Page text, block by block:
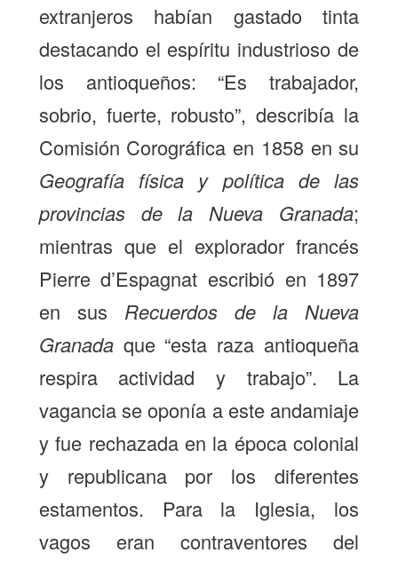
extranjeros habían gastado tinta
destacando el espíritu industrioso de
los antioqueños: “Es trabajador,
sobrio, fuerte, robusto”, describía la
Comisión Corográfica en 1858 en su
Geografía física y política de las
provincias de la Nueva Granada;
mientras que el explorador francés
Pierre d’Espagnat escribió en 1897
en sus Recuerdos de la Nueva
Granada que “esta raza antioqueña
respira actividad y trabajo”. La
vagancia se oponía a este andamiaje
y fue rechazada en la época colonial
y republicana por los diferentes
estamentos. Para la Iglesia, los
vagos eran contraventores del